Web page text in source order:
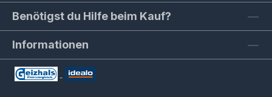
Benötigst du Hilfe beim Kauf?
Informationen